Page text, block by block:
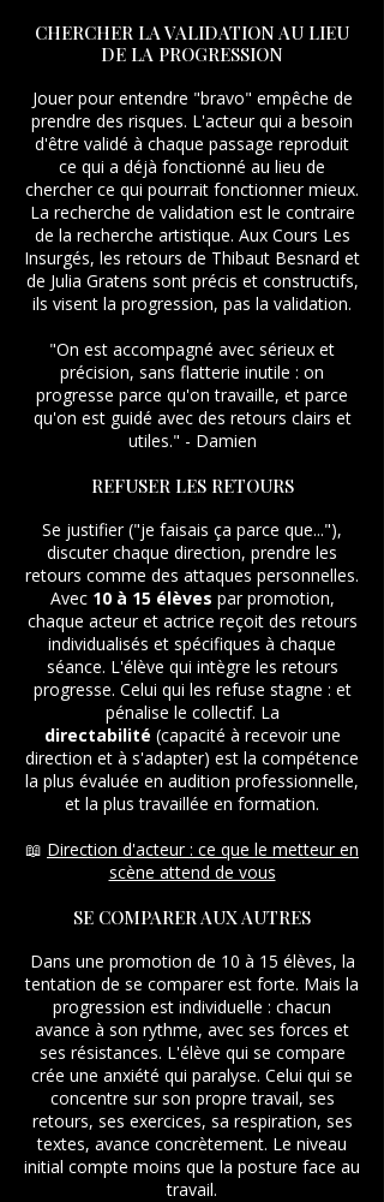
CHERCHER LA VALIDATION AU LIEU
DE LA PROGRESSION
Jouer pour entendre "bravo" empêche de
prendre des risques. L'acteur qui a besoin
d'être validé à chaque passage reproduit
ce qui a déjà fonctionné au lieu de
chercher ce qui pourrait fonctionner mieux.
La recherche de validation est le contraire
de la recherche artistique. Aux Cours Les
Insurgés, les retours de Thibaut Besnard et
de Julia Gratens sont précis et constructifs,
ils visent la progression, pas la validation.
"On est accompagné avec sérieux et
précision, sans flatterie inutile : on
progresse parce qu'on travaille, et parce
qu'on est guidé avec des retours clairs et
utiles." - Damien
REFUSER LES RETOURS
Se justifier ("je faisais ça parce que..."),
discuter chaque direction, prendre les
retours comme des attaques personnelles.
Avec 10 à 15 élèves par promotion,
chaque acteur et actrice reçoit des retours
individualisés et spécifiques à chaque
séance. L'élève qui intègre les retours
progresse. Celui qui les refuse stagne : et
pénalise le collectif. La
directabilité (capacité à recevoir une
direction et à s'adapter) est la compétence
la plus évaluée en audition professionnelle,
et la plus travaillée en formation.
📖 Direction d'acteur : ce que le metteur en
scène attend de vous
SE COMPARER AUX AUTRES
Dans une promotion de 10 à 15 élèves, la
tentation de se comparer est forte. Mais la
progression est individuelle : chacun
avance à son rythme, avec ses forces et
ses résistances. L'élève qui se compare
crée une anxiété qui paralyse. Celui qui se
concentre sur son propre travail, ses
retours, ses exercices, sa respiration, ses
textes, avance concrètement. Le niveau
initial compte moins que la posture face au
travail.